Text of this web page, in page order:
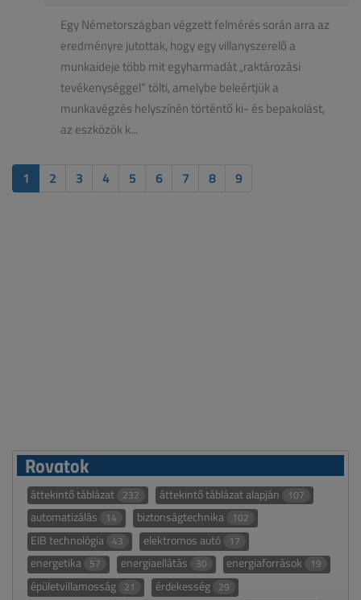
Egy Németországban végzett felmérés során arra az
eredményre jutottak, hogy egy villanyszerelő a
munkaideje több mit egyharmadát „raktározási
tevékenységgel” tölti, amelybe beleértjük a
munkavégzés helyszínén történtő ki- és bepakolást,
az eszközök k...
1 2 3 4 5 6 7 8 9
Rovatok
áttekintő táblázat 232 áttekintő táblázat alapján 107
automatizálás 14 biztonságtechnika 102
EIB technológia 43 elektromos autó 17
energetika 57 energiaellátás 30 energiaforrások 19
épületvillamosság 21 érdekesség 29